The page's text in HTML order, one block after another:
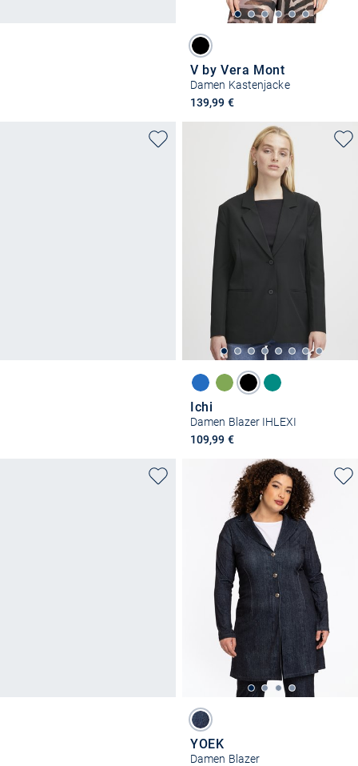
V by Vera Mont
Damen Kastenjacke
139,99 €
Ichi
Damen Blazer IHLEXI
109,99 €
YOEK
Damen Blazer